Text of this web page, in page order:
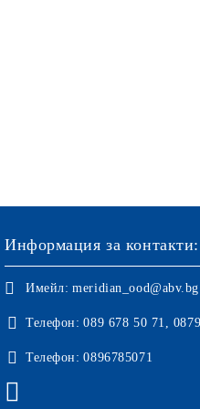
Информация за контакти:
Имейл: meridian_ood@abv.bg
Телефон: 089 678 50 71,
Телефон: 0896785071